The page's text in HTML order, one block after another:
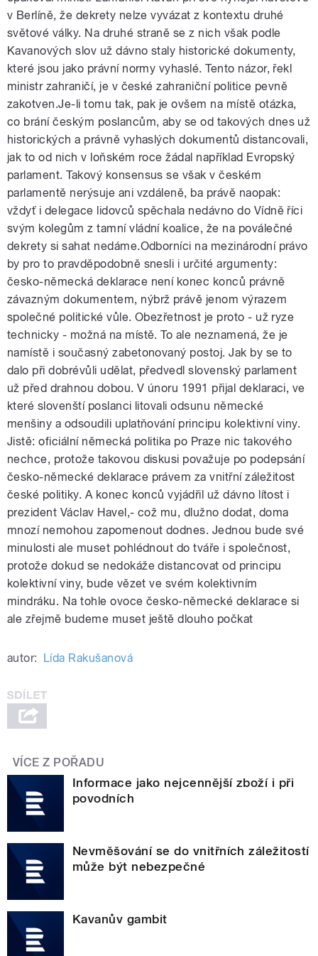
v Berlíně, že dekrety nelze vyvázat z kontextu druhé
světové války. Na druhé straně se z nich však podle
Kavanových slov už dávno staly historické dokumenty,
které jsou jako právní normy vyhaslé. Tento názor, řekl
ministr zahraničí, je v české zahraniční politice pevně
zakotven.Je-li tomu tak, pak je ovšem na místě otázka,
co brání českým poslancům, aby se od takových dnes už
historických a právně vyhaslých dokumentů distancovali,
jak to od nich v loňském roce žádal například Evropský
parlament. Takový konsensus se však v českém
parlamentě nerýsuje ani vzdáleně, ba právě naopak:
vždyť i delegace lidovců spěchala nedávno do Vídně říci
svým kolegům z tamní vládní koalice, že na poválečné
dekrety si sahat nedáme.Odborníci na mezinárodní právo
by pro to pravděpodobně snesli i určité argumenty:
česko-německá deklarace není konec konců právně
závazným dokumentem, nýbrž právě jenom výrazem
společné politické vůle. Obezřetnost je proto - už ryze
technicky - možná na místě. To ale neznamená, že je
namístě i současný zabetonovaný postoj. Jak by se to
dalo při dobrévůli udělat, předvedl slovenský parlament
už před drahnou dobou. V únoru 1991 přijal deklaraci, ve
které slovenští poslanci litovali odsunu německé
menšiny a odsoudili uplatňování principu kolektivní viny.
Jistě: oficiální německá politika po Praze nic takového
nechce, protože takovou diskusi považuje po podepsání
česko-německé deklarace právem za vnitřní záležitost
české politiky. A konec konců vyjádřil už dávno lítost i
prezident Václav Havel,- což mu, dlužno dodat, doma
mnozí nemohou zapomenout dodnes. Jednou bude své
minulosti ale muset pohlédnout do tváře i společnost,
protože dokud se nedokáže distancovat od principu
kolektivní viny, bude vězet ve svém kolektivním
mindráku. Na tohle ovoce česko-německé deklarace si
ale zřejmě budeme muset ještě dlouho počkat
autor: Lída Rakušanová
VÍCE Z POŘADU
Informace jako nejcennější zboží i při
povodních
Nevměšování se do vnitřních záležitostí
může být nebezpečné
Kavanův gambit